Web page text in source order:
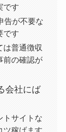
です
告が不要な
です
は普通徴収
前の確認が
会社にば
トサイトな
ツ稼げます